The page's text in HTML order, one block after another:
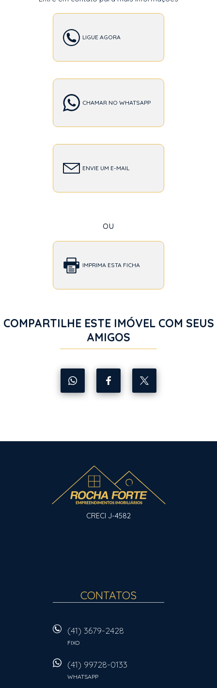
LIGUE AGORA
CHAMAR NO WHATSAPP
ENVIE UM E-MAIL
ou
IMPRIMA ESTA FICHA
COMPARTILHE ESTE IMÓVEL COM SEUS
AMIGOS
CRECI J-4582
CONTATOS
(41) 3679-2428
FIXO
(41) 99728-0133
WHATSAPP